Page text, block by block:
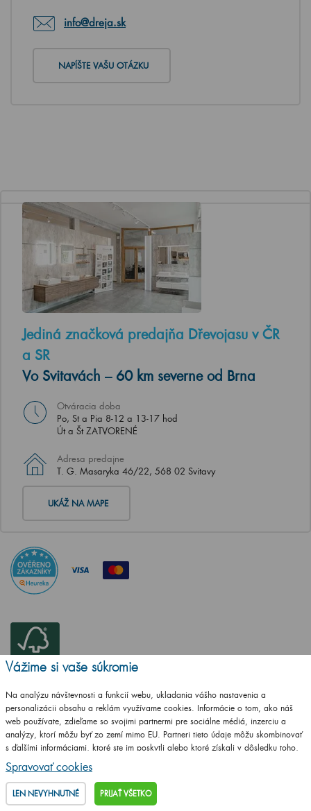
info@dreja.sk
NAPÍŠTE VAŠU OTÁZKU
Jediná značková predajňa Dřevojasu v ČR
a SR
Vo Svitavách – 60 km severne od Brna
Otváracia doba
Po, St a Pia 8-12 a 13-17 hod
Út a Št ZATVORENÉ
Adresa predajne
T. G. Masaryka 46/22, 568 02 Svitavy
UKÁŽ NA MAPE
Vážime si vaše súkromie
Na analýzu návštevnosti a funkcií webu, ukladania vášho nastavenia a
personalizácii obsahu a reklám využívame cookies. Informácie o tom, ako náš
web používate, zdieľame so svojimi partnermi pre sociálne médiá, inzerciu a
analýzy, ktorí môžu byť zo zemí mimo EU. Partneri tieto údaje môžu skombinovať
s ďalšími informáciami, ktoré ste im poskytli alebo ktoré získali v dôsledku toho,
že používate ich služby.
Spravovať cookies
LEN NEVYHNUTNÉ PRIJAŤ VŠETKO